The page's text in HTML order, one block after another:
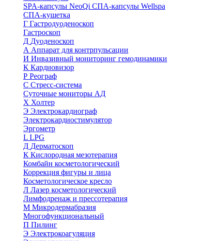
SPA-капсулы NeoQi СПА-капсулы Wellspa
СПА-кушетка
Г Гастродуоденоскоп
Гастроскоп
Д Дуоденоскоп
А Аппарат для контрпульсации
И Инвазивный мониторинг гемодинамики
К Кардиовизор
Р Реограф
С Стресс-система
Суточные мониторы АД
Х Холтер
Э Электрокардиограф
Электрокардиостимулятор
Эргометр
L LPG
Д Дерматоскоп
К Кислородная мезотерапия
Комбайн косметологический
Коррекция фигуры и лица
Косметологическое кресло
Л Лазер косметологический
Лимфодренаж и прессотерапия
М Микродермабразия
Многофункциональный
П Пилинг
Э Электрокоагуляция